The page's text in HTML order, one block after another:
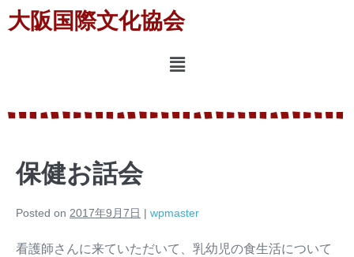
大阪国際文化協会
保健お話会
Posted on 2017年9月7日 | wpmaster
看護師さんに来ていただいて、乳幼児の食生活について